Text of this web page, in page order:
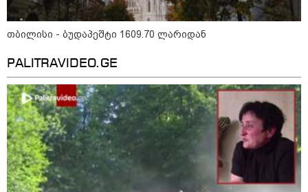
"საიდან იცის, მან სინამდვილეში რა
ხდებოდა... აფხაზეთის ომში თუ არ
ვცდები სამჯერ არის ნამყოფი, არც
ერთხელ 10 დღეს არ ცდებოდა" - გია
ყარყარაშვილი გიორგი ბარამიძის
განცხადებაზე
თბილისი - ბუდაპეშტი 1609.70 ლარიდან
PALITRAVIDEO.GE